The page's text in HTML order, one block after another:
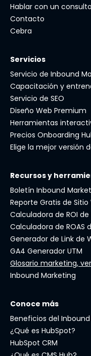
Hablar con un
Contacto
Cebra
Servicios
Servicio de Inbound
Capacitación y
Servicio de SEO
Diseño Web Premium
Herramientas
Precios Onboarding
Elige la mejor versión
Recursos y
Boletín Inbound
Reporte Gratis de Sitio
Calculadora de ROI de
Calculadora de ROAS
Generador de Link de
GA4 Generador UTM
Glosario marketing,
Inbound Marketing
Conoce más
Beneficios del
¿Qué es HubSpot?
HubSpot CRM